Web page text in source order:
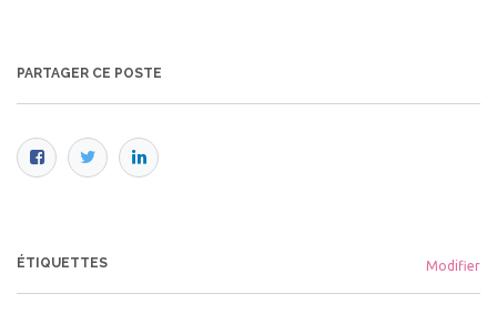
PARTAGER CE POSTE
ÉTIQUETTES Modifier